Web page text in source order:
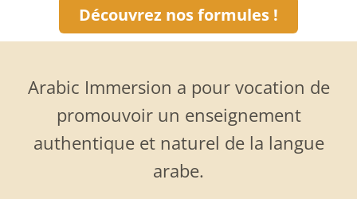
Découvrez nos formules !
Arabic Immersion a pour vocation de
promouvoir un enseignement
authentique et naturel de la langue
arabe.